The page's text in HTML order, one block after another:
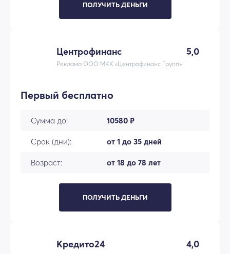
ПОЛУЧИТЬ ДЕНЬГИ
Центрофинанс 5,0
Реклама ООО МКК «Центрофинанс Групп»
Первый бесплатно
Сумма до: 10580 ₽
Срок (дни): от 1 до 35 дней
Возраст: от 18 до 78 лет
ПОЛУЧИТЬ ДЕНЬГИ
Кредито24 4,0